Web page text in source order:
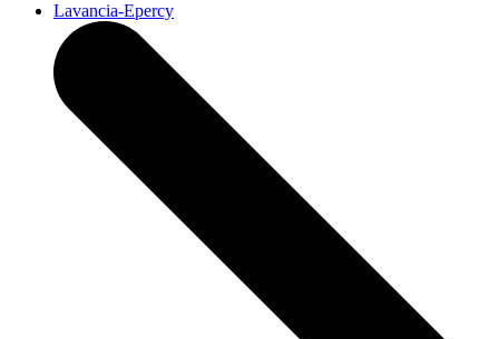
Lavancia-Epercy